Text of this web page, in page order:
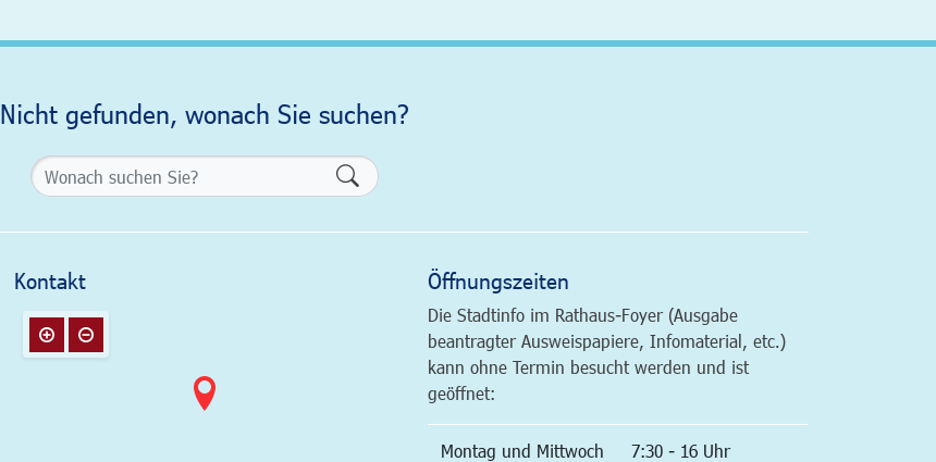
Nicht gefunden, wonach Sie suchen?
Formularschaltfläche
Kontakt Öffnungszeiten
Die Stadtinfo im Rathaus-Foyer (Ausgabe
beantragter Ausweispapiere, Infomaterial, etc.)
kann ohne Termin besucht werden und ist
geöffnet:
Montag und Mittwoch 7:30 - 16 Uhr